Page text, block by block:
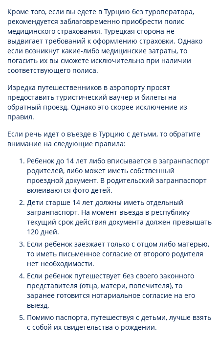
Кроме того, если вы едете в Турцию без туроператора,
рекомендуется заблаговременно приобрести полис
медицинского страхования. Турецкая сторона не
выдвигает требований к оформлению страховки. Однако
если возникнут какие-либо медицинские затраты, то
погасить их вы сможете исключительно при наличии
соответствующего полиса.
Изредка путешественников в аэропорту просят
предоставить туристический ваучер и билеты на
обратный проезд. Однако это скорее исключение из
правил.
Если речь идет о въезде в Турцию с детьми, то обратите
внимание на следующие правила:
Ребенок до 14 лет либо вписывается в загранпаспорт
родителей, либо может иметь собственный
проездной документ. В родительский загранпаспорт
вклеиваются фото детей.
Дети старше 14 лет должны иметь отдельный
загранпаспорт. На момент въезда в республику
текущий срок действия документа должен превышать
120 дней.
Если ребенок заезжает только с отцом либо матерью,
то иметь письменное согласие от второго родителя
нет необходимости.
Если ребенок путешествует без своего законного
представителя (отца, матери, попечителя), то
заранее готовится нотариальное согласие на его
выезд.
Помимо паспорта, путешествуя с детьми, лучше взять
с собой их свидетельства о рождении.